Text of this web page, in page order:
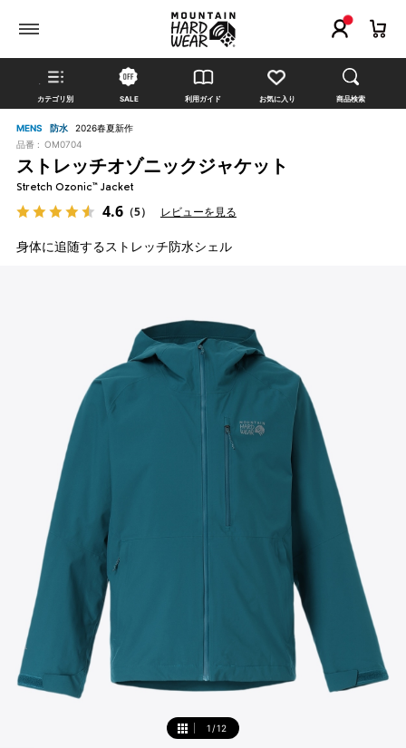
カテゴリ別 SALE 利用ガイド お気に入り 商品検索
MENS 防水
2026春夏新作
品番 : OM0704
ストレッチオゾニックジャケット
Stretch Ozonic™ Jacket
4.6（5） レビューを見る
身体に追随するストレッチ防水シェル
1 /12